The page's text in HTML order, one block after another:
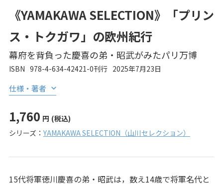
《YAMAKAWA SELECTION》「プリン
ス・トクガワ」の欧州紀行
幕府を背負った慶喜の弟・昭武がみたパリ万博
ISBN 978-4-634-42421-0刊行 2025年7月23日
仕様・著者
1,760 円 (税込)
シリーズ： YAMAKAWA SELECTION（山川セレクション）
15代将軍徳川慶喜の弟・昭武は，数え14歳で将軍名代と